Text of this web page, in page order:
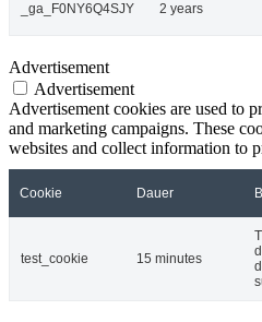
_ga_F0NY6Q4SJY 2 years
Advertisement
Advertisement
Advertisement cookies are used to
and marketing campaigns. These
websites and collect information to
Cookie Dauer
test_cookie 15 minutes